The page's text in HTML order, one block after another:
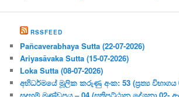
RSSFEED
Pañcaverabhaya Sutta (22-07-2026)
Ariyasāvaka Sutta (15-07-2026)
Loka Sutta (08-07-2026)
අභිධර්මයේ මූලික කරුණු අංක: 53 (ප්‍ර‍ත්‍ය විභාගය